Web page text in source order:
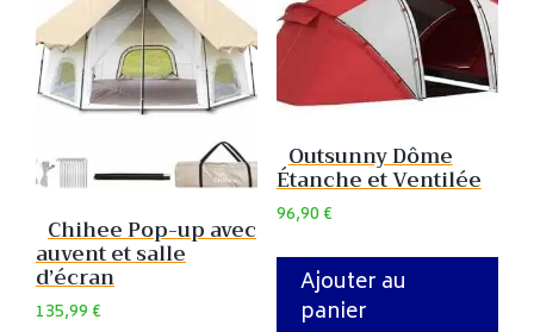
Chihee Pop-up avec
auvent et salle
d’écran
135,99€
Outsunny Dôme
Étanche et Ventilée
96,90€
Ajouter au
panier